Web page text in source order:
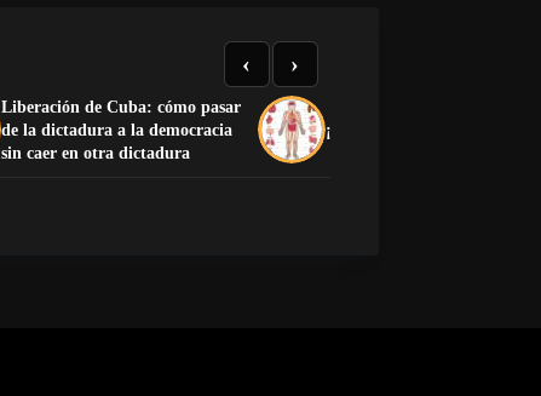
Liberación de Cuba: cómo pasar
de la dictadura a la democracia
sin caer en otra dictadura
¡Preciosa la anatomía
‹ ›